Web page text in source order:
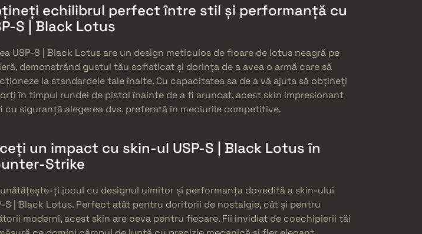
echilibrul perfect între stil și performanță cu
S | Black Lotus
USP-S | Black Lotus are un design meticulos de floare de lotus neagră pe
demonstrând gustul tău sofisticat și dorința de a avea o armă care să
la standardele tale înalte. Cu capacitatea sa de a vă ajuta să obțineți
în timpul rundei de pistol înainte de a fi aruncat, acest skin impresionant
cu siguranță alegerea dvs. preferată în meciurile competitive.
un impact cu skin-ul USP-S | Black Lotus în
Strike
ți jocul cu designul uimitor și performanța dovedită a skin-ului
S | Black Lotus. Perfect atât pentru doritorii de nostalgie, cât și pentru
moderni, acest skin are ceva pentru fiecare. Fii invidiat de coechipierii tăi